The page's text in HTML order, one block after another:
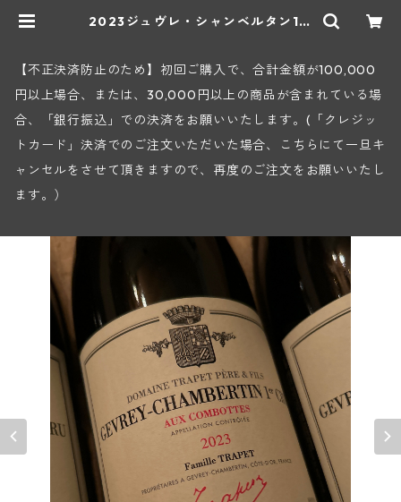
2023ジュヴレ・シャンベルタン1級
【不正決済防止のため】初回ご購入で、合計金額が100,000
円以上場合、または、30,000円以上の商品が含まれている場
合、「銀行振込」での決済をお願いいたします。(「クレジッ
トカード」決済でのご注文いただいた場合、こちらにて一旦キ
ャンセルをさせて頂きますので、再度のご注文をお願いいたし
ます。）